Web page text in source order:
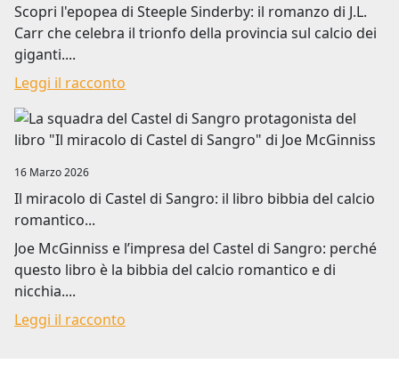
Scopri l'epopea di Steeple Sinderby: il romanzo di J.L.
Carr che celebra il trionfo della provincia sul calcio dei
giganti....
Leggi il racconto
Image
16 Marzo 2026
Il miracolo di Castel di Sangro: il libro bibbia del calcio
romantico...
Joe McGinniss e l’impresa del Castel di Sangro: perché
questo libro è la bibbia del calcio romantico e di
nicchia....
Leggi il racconto